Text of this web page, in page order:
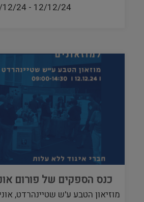
12/12/24
-
12/24
כנס הספקים של פורום
מוזיאון הטבע ע'ש שטיינהרדט,